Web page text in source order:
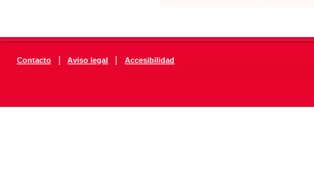
Contacto | Aviso legal | Accesibilidad